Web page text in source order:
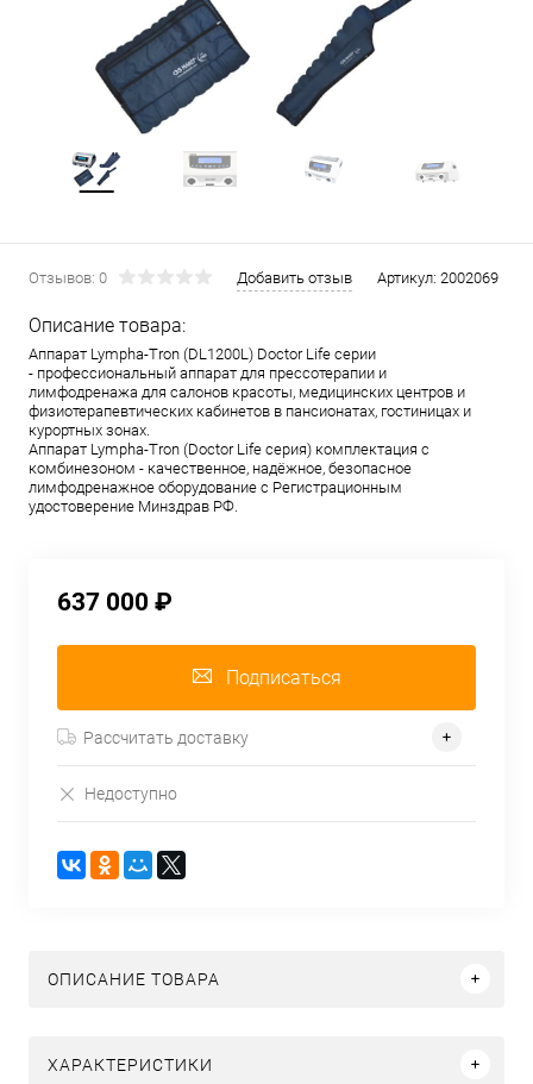
Отзывов: 0 Добавить отзыв Артикул: 2002069
Описание товара:
Аппарат Lympha-Tron (DL1200L) Doctor Life серии
- профессиональный аппарат для прессотерапии и
лимфодренажа для салонов красоты, медицинских центров и
физиотерапевтических кабинетов в пансионатах, гостиницах и
курортных зонах.
Аппарат Lympha-Tron (Doctor Life серия) комплектация с
комбинезоном - качественное, надёжное, безопасное
лимфодренажное оборудование с Регистрационным
удостоверение Минздрав РФ.
637 000 ₽
Подписаться
Рассчитать доставку
Недоступно
ОПИСАНИЕ ТОВАРА
ХАРАКТЕРИСТИКИ